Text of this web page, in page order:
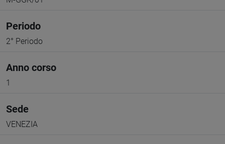
Periodo
2° Periodo
Anno corso
1
Sede
VENEZIA